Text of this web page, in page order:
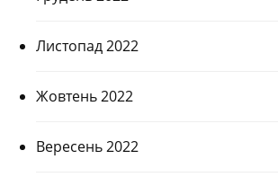
Листопад 2022
Жовтень 2022
Вересень 2022